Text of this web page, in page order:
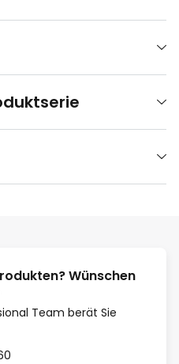
Wünschen
Team berät Sie